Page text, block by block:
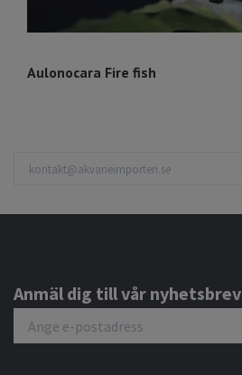
Aulonocara Fire fish
Anmäl dig till vår nyhetsbrev